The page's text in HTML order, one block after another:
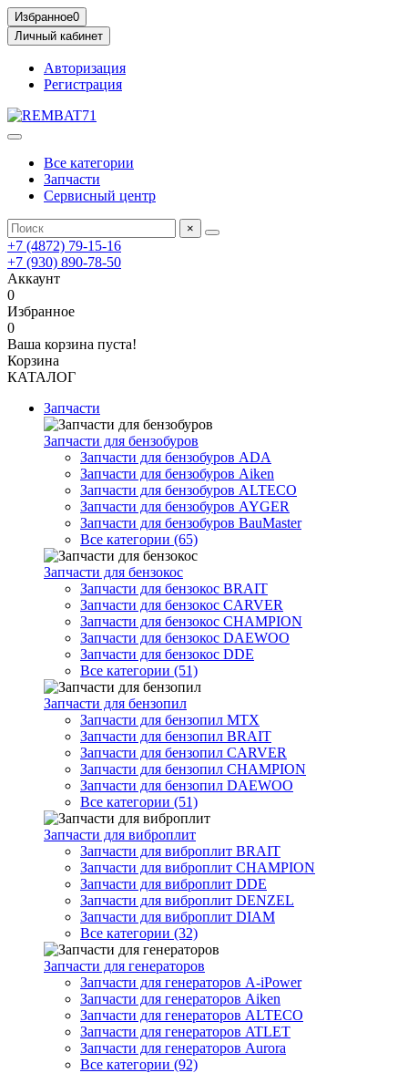
Избранное0
Личный кабинет
Авторизация
Регистрация
Все категории
Запчасти
Сервисный центр
×
+7 (4872) 79-15-16
+7 (930) 890-78-50
Аккаунт
0
Избранное
0
Ваша корзина пуста!
Корзина
КАТАЛОГ
Запчасти
Запчасти для бензобуров
Запчасти для бензобуров ADA
Запчасти для бензобуров Aiken
Запчасти для бензобуров ALTECO
Запчасти для бензобуров AYGER
Запчасти для бензобуров BauMaster
Все категории (65)
Запчасти для бензокос
Запчасти для бензокос BRAIT
Запчасти для бензокос CARVER
Запчасти для бензокос CHAMPION
Запчасти для бензокос DAEWOO
Запчасти для бензокос DDE
Все категории (51)
Запчасти для бензопил
Запчасти для бензопил MTX
Запчасти для бензопил BRAIT
Запчасти для бензопил CARVER
Запчасти для бензопил CHAMPION
Запчасти для бензопил DAEWOO
Все категории (51)
Запчасти для виброплит
Запчасти для виброплит BRAIT
Запчасти для виброплит CHAMPION
Запчасти для виброплит DDE
Запчасти для виброплит DENZEL
Запчасти для виброплит DIAM
Все категории (32)
Запчасти для генераторов
Запчасти для генераторов A-iPower
Запчасти для генераторов Aiken
Запчасти для генераторов ALTECO
Запчасти для генераторов ATLET
Запчасти для генераторов Aurora
Все категории (92)